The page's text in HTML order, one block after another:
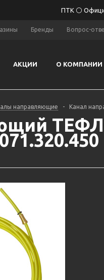
ПТК ⚪
Бренды Вопрос-
АКЦИИ О КОМПАНИИ
направляющие - Канал